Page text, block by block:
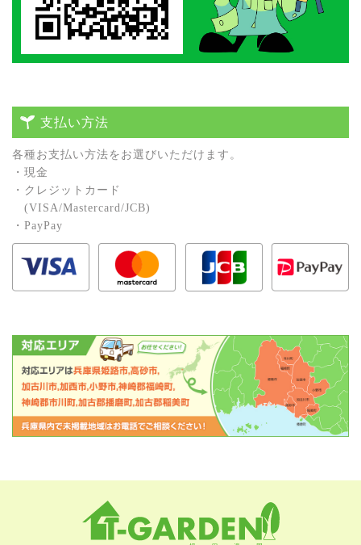
支払い方法
各種お⽀払い⽅法をお選びいただけます。
・現⾦
・クレジットカード
(VISA/Mastercard/JCB)
・PayPay